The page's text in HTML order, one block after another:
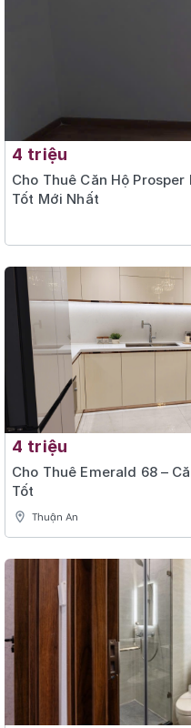
4 triệu
Cho Thuê Căn Hộ
Tốt Mới Nhất
4 triệu
Cho Thuê Emerald 68 –
Tốt
Thuận An